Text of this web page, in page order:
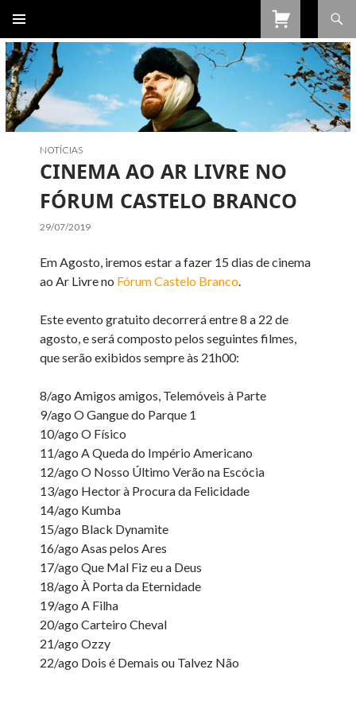
PARA
O
CONTEÚDO
NOTÍCIAS
CINEMA AO AR LIVRE NO
FÓRUM CASTELO BRANCO
29/07/2019
Em Agosto, iremos estar a fazer 15 dias de cinema
ao Ar Livre no Fórum Castelo Branco.
Este evento gratuito decorrerá entre 8 a 22 de
agosto, e será composto pelos seguintes filmes,
que serão exibidos sempre às 21h00:
8/ago Amigos amigos, Telemóveis à Parte
9/ago O Gangue do Parque 1
10/ago O Físico
11/ago A Queda do Império Americano
12/ago O Nosso Último Verão na Escócia
13/ago Hector à Procura da Felicidade
14/ago Kumba
15/ago Black Dynamite
16/ago Asas pelos Ares
17/ago Que Mal Fiz eu a Deus
18/ago À Porta da Eternidade
19/ago A Filha
20/ago Carteiro Cheval
21/ago Ozzy
22/ago Dois é Demais ou Talvez Não